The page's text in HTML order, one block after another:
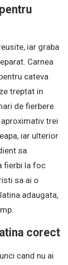
iar graba
Carnea
cateva
treptat in
de fierbere.
trei
iar ulterior
sa
fierbi la foc
sa ai o
adaugata,
corect
cand nu ai